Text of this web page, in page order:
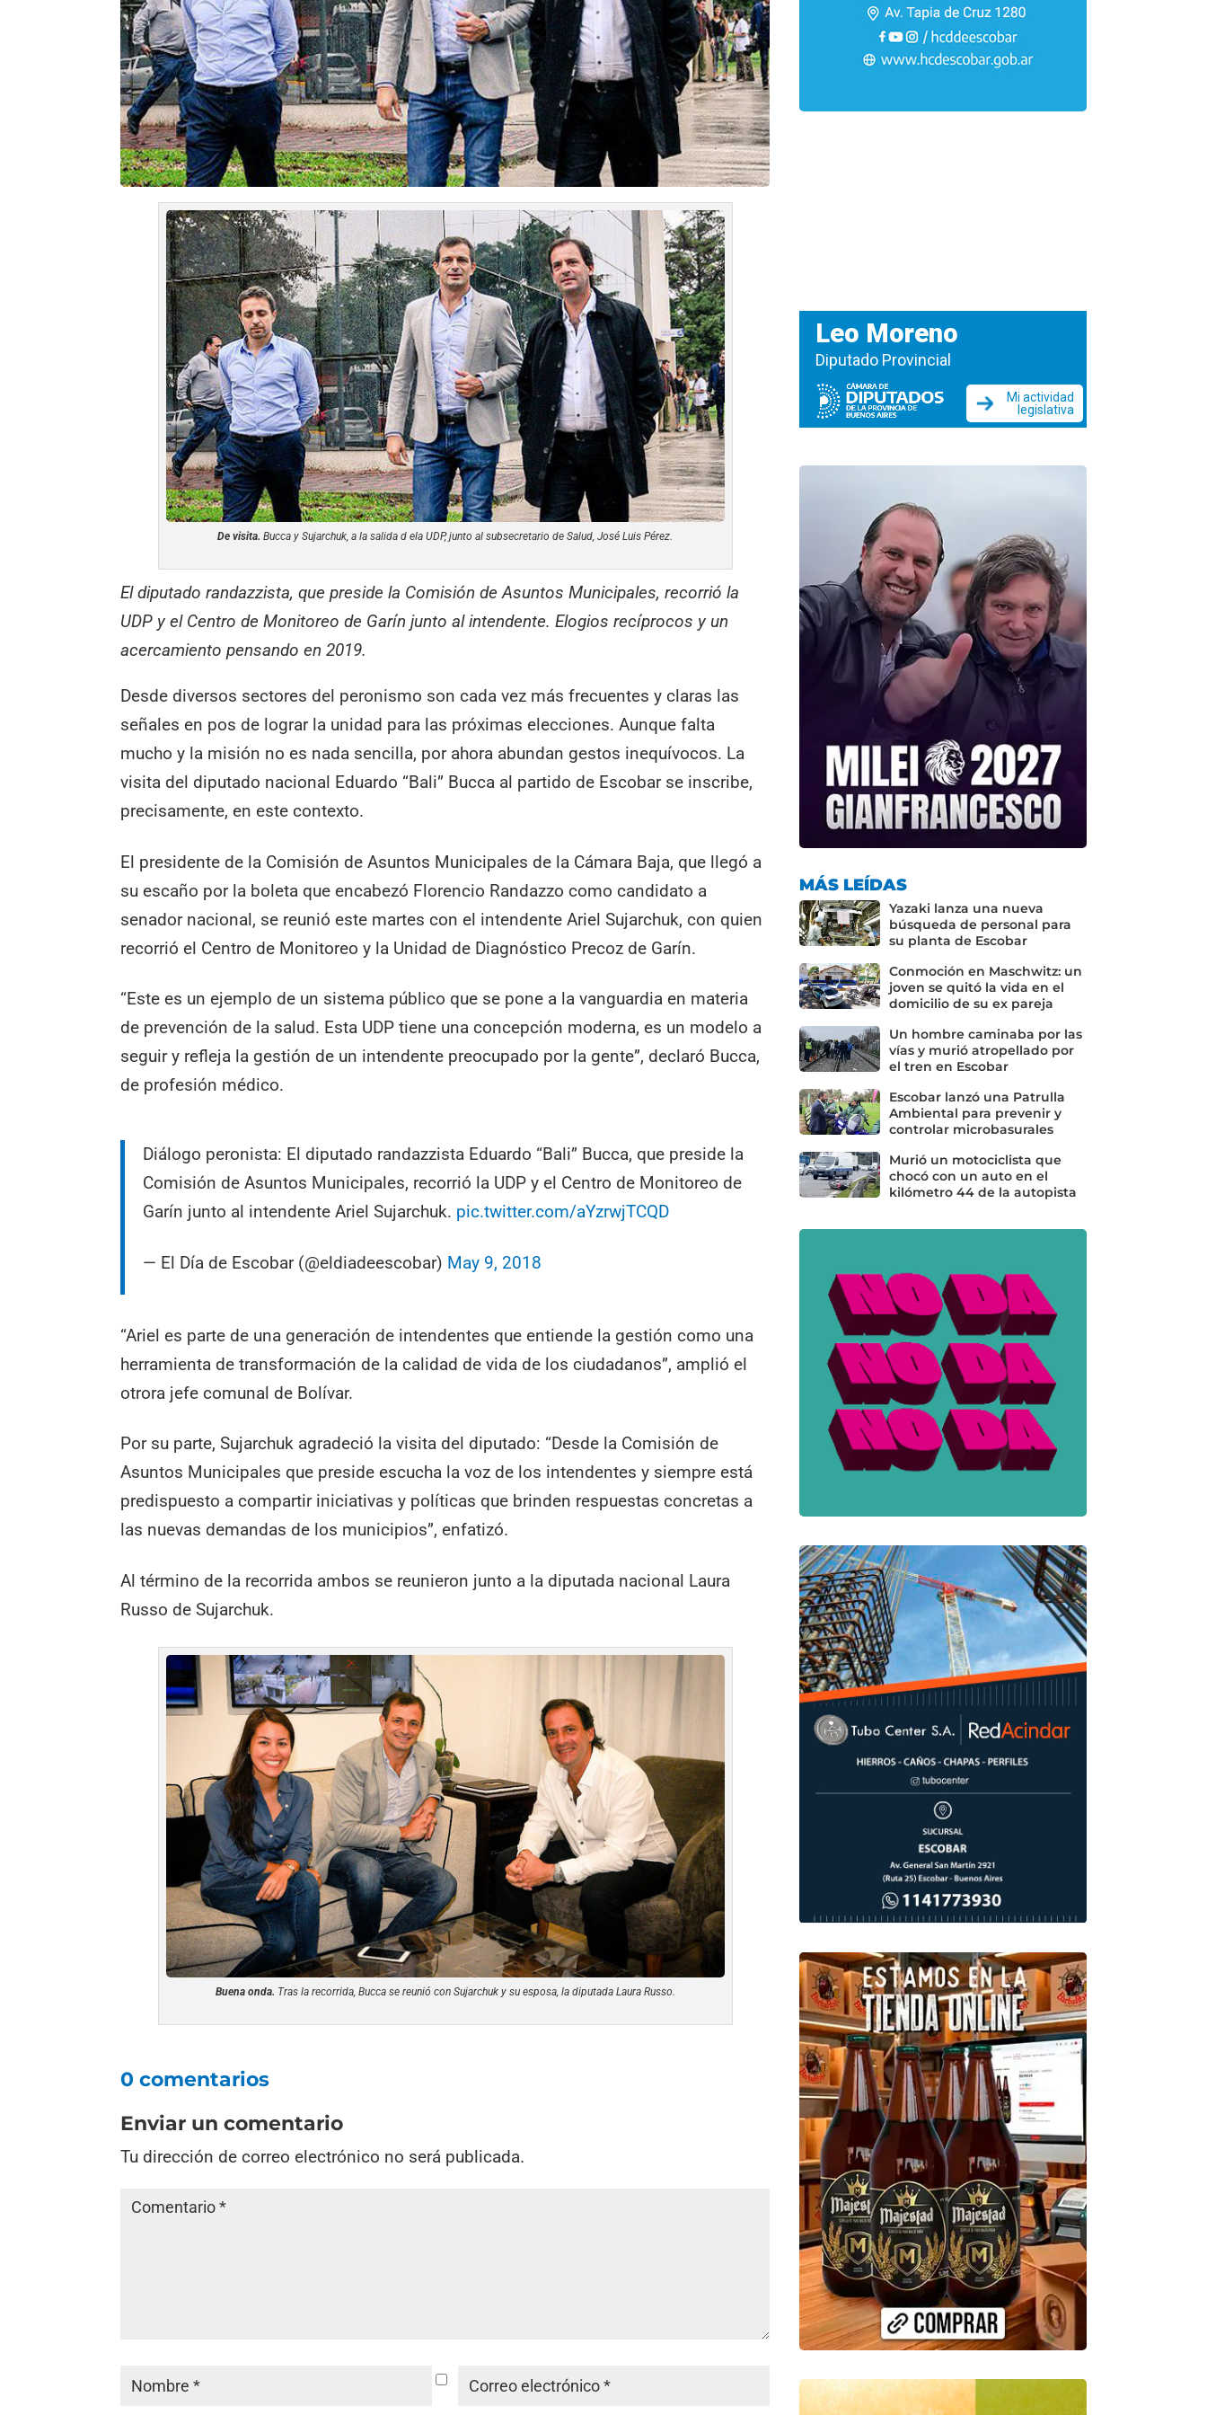
De visita. Bucca y Sujarchuk, a la salida d ela UDP, junto al subsecretario de Salud, José Luis Pérez.
El diputado randazzista, que preside la Comisión de Asuntos Municipales, recorrió la
UDP y el Centro de Monitoreo de Garín junto al intendente. Elogios recíprocos y un
acercamiento pensando en 2019.
Desde diversos sectores del peronismo son cada vez más frecuentes y claras las
señales en pos de lograr la unidad para las próximas elecciones. Aunque falta
mucho y la misión no es nada sencilla, por ahora abundan gestos inequívocos. La
visita del diputado nacional Eduardo “Bali” Bucca al partido de Escobar se inscribe,
precisamente, en este contexto.
El presidente de la Comisión de Asuntos Municipales de la Cámara Baja, que llegó a
su escaño por la boleta que encabezó Florencio Randazzo como candidato a
senador nacional, se reunió este martes con el intendente Ariel Sujarchuk, con quien
recorrió el Centro de Monitoreo y la Unidad de Diagnóstico Precoz de Garín.
“Este es un ejemplo de un sistema público que se pone a la vanguardia en materia
de prevención de la salud. Esta UDP tiene una concepción moderna, es un modelo a
seguir y refleja la gestión de un intendente preocupado por la gente”, declaró Bucca,
de profesión médico.
Diálogo peronista: El diputado randazzista Eduardo “Bali” Bucca, que preside la
Comisión de Asuntos Municipales, recorrió la UDP y el Centro de Monitoreo de
Garín junto al intendente Ariel Sujarchuk. pic.twitter.com/aYzrwjTCQD
— El Día de Escobar (@eldiadeescobar) May 9, 2018
“Ariel es parte de una generación de intendentes que entiende la gestión como una
herramienta de transformación de la calidad de vida de los ciudadanos”, amplió el
otrora jefe comunal de Bolívar.
Por su parte, Sujarchuk agradeció la visita del diputado: “Desde la Comisión de
Asuntos Municipales que preside escucha la voz de los intendentes y siempre está
predispuesto a compartir iniciativas y políticas que brinden respuestas concretas a
las nuevas demandas de los municipios”, enfatizó.
Al término de la recorrida ambos se reunieron junto a la diputada nacional Laura
Russo de Sujarchuk.
Buena onda. Tras la recorrida, Bucca se reunió con Sujarchuk y su esposa, la diputada Laura Russo.
0 comentarios
Enviar un comentario
Tu dirección de correo electrónico no será publicada.
MÁS LEÍDAS
Yazaki lanza una nueva
búsqueda de personal para
su planta de Escobar
Conmoción en Maschwitz: un
joven se quitó la vida en el
domicilio de su ex pareja
Un hombre caminaba por las
vías y murió atropellado por
el tren en Escobar
Escobar lanzó una Patrulla
Ambiental para prevenir y
controlar microbasurales
Murió un motociclista que
chocó con un auto en el
kilómetro 44 de la autopista